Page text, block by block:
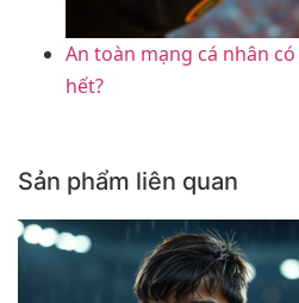
An toàn mạng cá nhân
hết?
Sản phẩm liên quan